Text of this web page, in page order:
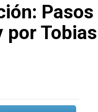
Pasos
por Tobias